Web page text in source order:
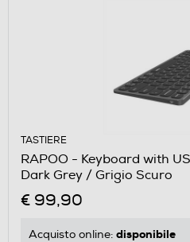
TASTIERE
RAPOO - Keyboard with
Dark Grey / Grigio Scuro
€ 99,90
Acquisto online: disponibile